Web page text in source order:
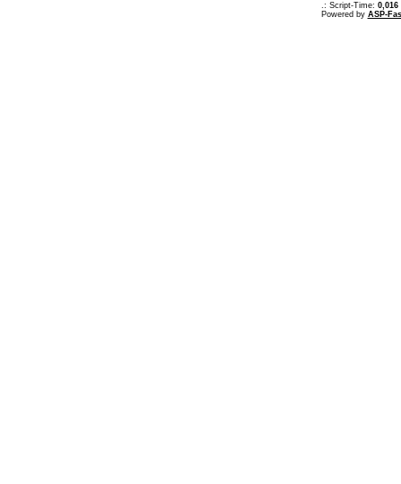
.: Script-Time: 0,016
Powered by ASP-